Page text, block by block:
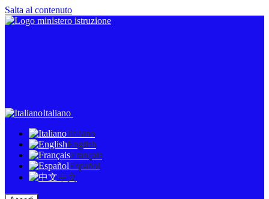
Salta al contenuto
Italiano
Italiano
English
Français
Español
中文